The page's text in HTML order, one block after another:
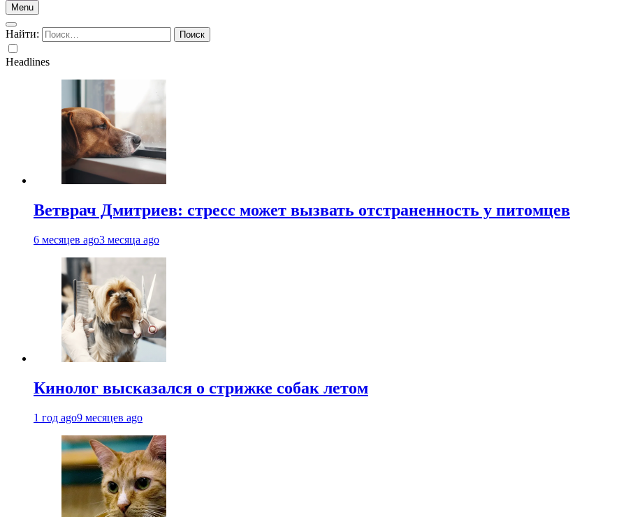
Menu
Найти:
Headlines
Ветврач Дмитриев: стресс может вызвать отстраненность у питомцев
6 месяцев ago3 месяца ago
Кинолог высказался о стрижке собак летом
1 год ago9 месяцев ago